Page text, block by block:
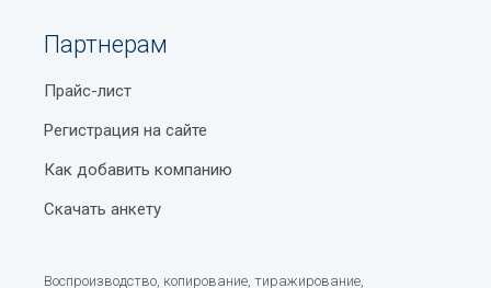
Партнерам
Прайс-лист
Регистрация на сайте
Как добавить компанию
Скачать анкету
Воспроизводство, копирование, тиражирование,